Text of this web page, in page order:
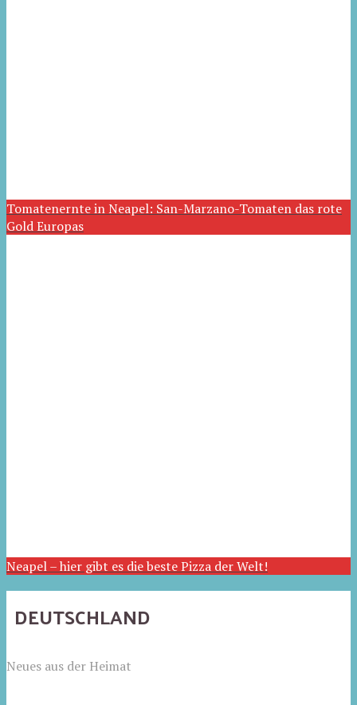
Tomatenernte in Neapel: San-Marzano-Tomaten das rote
Gold Europas
Neapel – hier gibt es die beste Pizza der Welt!
DEUTSCHLAND
Neues aus der Heimat